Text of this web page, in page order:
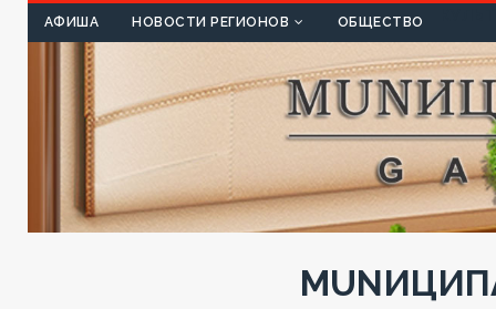
АФИША НОВОСТИ РЕГИОНОВ ОБЩЕСТВО